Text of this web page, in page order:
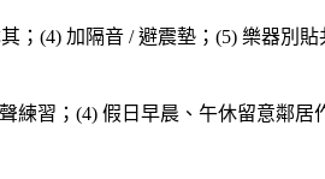
；(4) 加隔音 / 避震墊；(5) 樂器別貼
練習；(4) 假日早晨、午休留意鄰居